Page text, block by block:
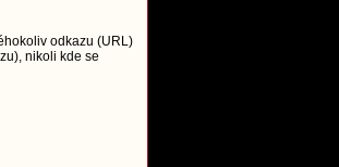
odkazu (URL)
nikoli kde se